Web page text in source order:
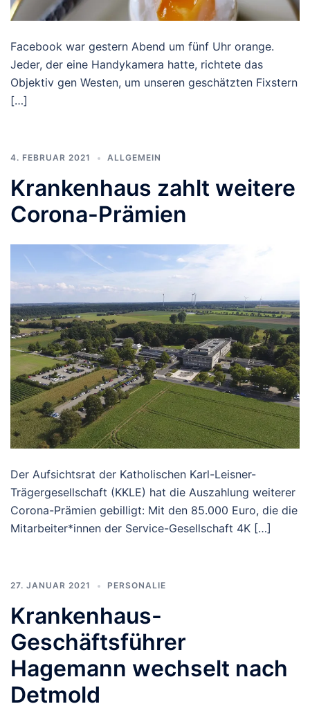
Facebook war gestern Abend um fünf Uhr orange.
Jeder, der eine Handykamera hatte, richtete das
Objektiv gen Westen, um unseren geschätzten Fixstern
[…]
4. FEBRUAR 2021 ALLGEMEIN
Krankenhaus zahlt weitere
Corona-Prämien
Der Aufsichtsrat der Katholischen Karl-Leisner-
Trägergesellschaft (KKLE) hat die Auszahlung weiterer
Corona-Prämien gebilligt: Mit den 85.000 Euro, die die
Mitarbeiter*innen der Service-Gesellschaft 4K […]
27. JANUAR 2021 PERSONALIE
Krankenhaus-
Geschäftsführer
Hagemann wechselt nach
Detmold